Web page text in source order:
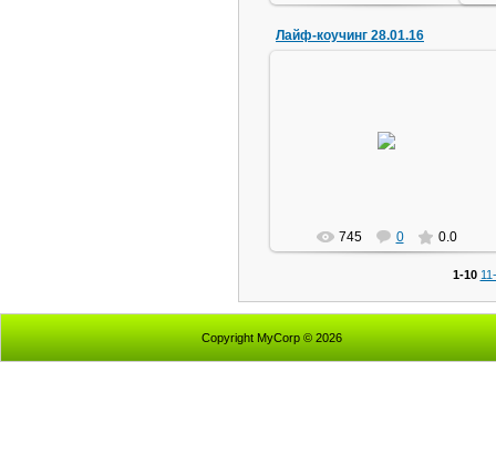
Лайф-коучинг 28.01.16
Отчет о работе за 2015 год
745 0 0.0
1-10
Copyright MyCorp © 2026